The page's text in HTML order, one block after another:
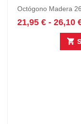
Octógono Madera
21,95 € - 26,10